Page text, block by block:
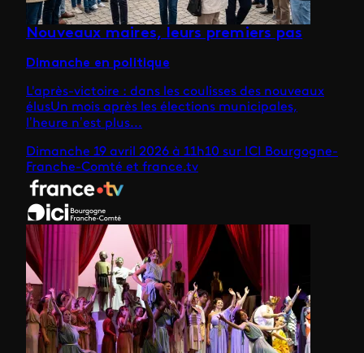
Nouveaux maires, leurs premiers pas
Dimanche en politique
L'après-victoire : dans les coulisses des nouveaux
élusUn mois après les élections municipales,
l’heure n’est plus...
Dimanche 19 avril 2026 à 11h10 sur ICI Bourgogne-
Franche-Comté et france.tv